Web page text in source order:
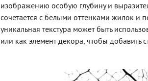
изображению особую глубину и
сочетается с белыми оттенками жилок и
уникальная текстура может быть
или как элемент декора, чтобы добавить